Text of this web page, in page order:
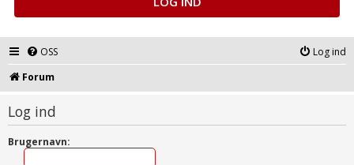
OSS
Log ind
Forum
Log ind
Brugernavn: